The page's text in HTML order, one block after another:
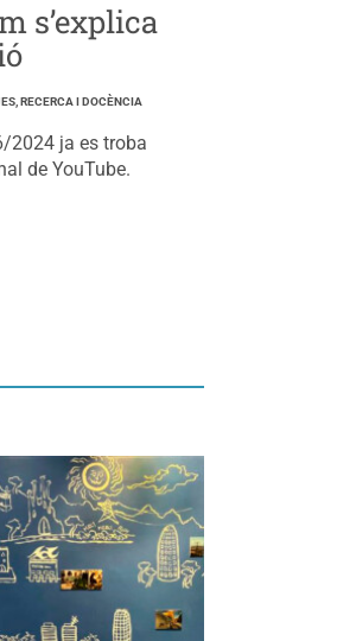
s’explica
RECERCA I DOCÈNCIA
2024 ja es troba
de YouTube.